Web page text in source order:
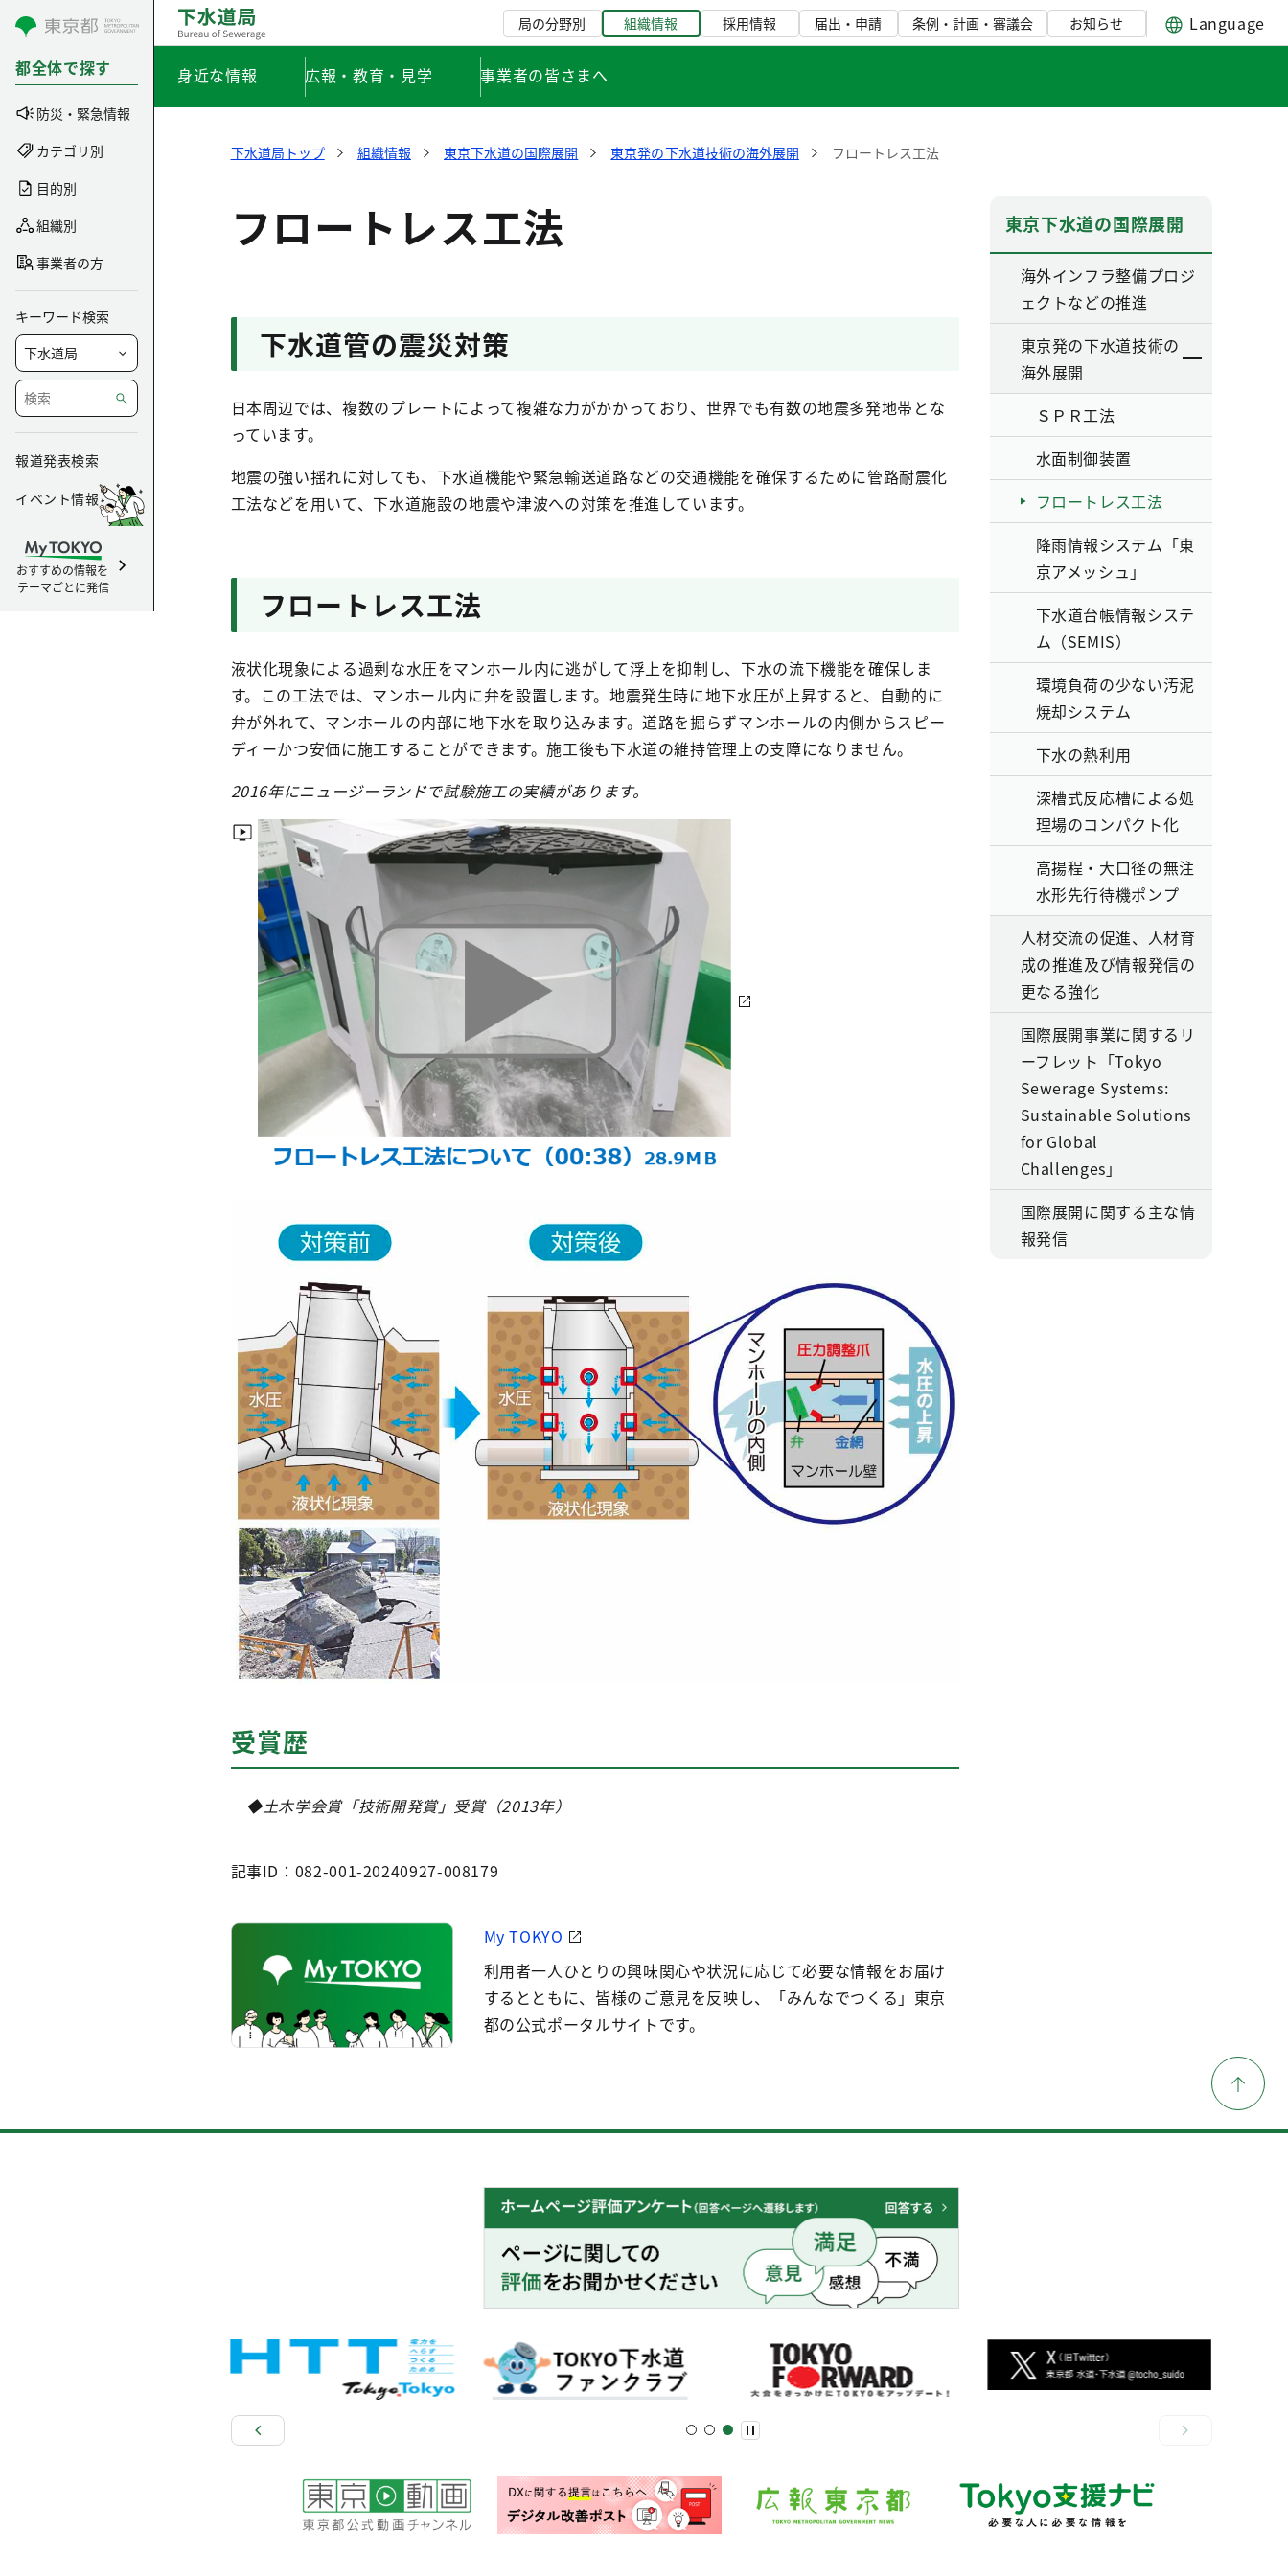
コンテンツにスキップ
都全体で探す
防災・緊急情報
カテゴリ別
目的別
組織別
事業者の方
キーワード検索
報道発表検索
イベント情報
おすすめの情報を
テーマごとに発信
局の分野別 組織情報 採用情報 届出・申請 条例・計画・審議会 お知らせ Language
身近な情報 広報・教育・見学 事業者の皆さまへ
下水道局トップ 組織情報 東京下水道の国際展開 東京発の下水道技術の海外展開 フロートレス工法
フロートレス工法
下水道管の震災対策
日本周辺では、複数のプレートによって複雑な力がかかっており、世界でも有数の地震多発地帯とな
っています。
地震の強い揺れに対しても、下水道機能や緊急輸送道路などの交通機能を確保するために管路耐震化
工法などを用いて、下水道施設の地震や津波への対策を推進しています。
フロートレス工法
液状化現象による過剰な水圧をマンホール内に逃がして浮上を抑制し、下水の流下機能を確保しま
す。この工法では、マンホール内に弁を設置します。地震発生時に地下水圧が上昇すると、自動的に
弁が外れて、マンホールの内部に地下水を取り込みます。道路を掘らずマンホールの内側からスピー
ディーかつ安価に施工することができます。施工後も下水道の維持管理上の支障になりません。
2016年にニュージーランドで試験施工の実績があります。
受賞歴
◆土木学会賞「技術開発賞」受賞（2013年）
記事ID：082-001-20240927-008179
My TOKYO
利用者一人ひとりの興味関心や状況に応じて必要な情報をお届け
するとともに、皆様のご意見を反映し、「みんなでつくる」東京
都の公式ポータルサイトです。
東京下水道の国際展開
海外インフラ整備プロジ
ェクトなどの推進
東京発の下水道技術の
海外展開
ＳＰＲ工法
水面制御装置
フロートレス工法
降雨情報システム「東
京アメッシュ」
下水道台帳情報システ
ム（SEMIS）
環境負荷の少ない汚泥
焼却システム
下水の熱利用
深槽式反応槽による処
理場のコンパクト化
高揚程・大口径の無注
水形先行待機ポンプ
人材交流の促進、人材育
成の推進及び情報発信の
更なる強化
国際展開事業に関するリ
ーフレット「Tokyo
Sewerage Systems:
Sustainable Solutions
for Global
Challenges」
国際展開に関する主な情
報発信